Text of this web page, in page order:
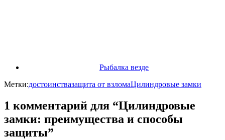
Рыбалка везде
Метки:достоинствазащита от взломаЦилиндровые замки
1 комментарий для “Цилиндровые
замки: преимущества и способы
защиты”